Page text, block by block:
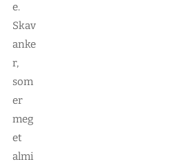
e.
Skav
anke
r,
som
er
meg
et
almi